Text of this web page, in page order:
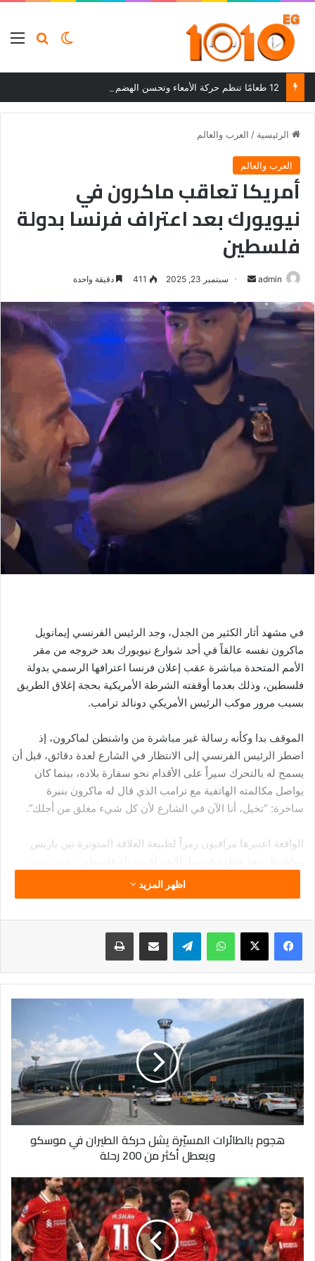
بحثالوضع
الرئيسية / العرب والعالم
العرب والعالم
أمريكا تعاقب ماكرون في
نيويورك بعد اعتراف فرنسا بدولة
فلسطين
admin
أرسل
إلكترونيا
سبتمبر 23, 2025 411 دقيقة واحدة
في مشهد أثار الكثير من الجدل، وجد الرئيس الفرنسي إيمانويل
ماكرون نفسه عالقاً في أحد شوارع نيويورك بعد خروجه من مقر
الأمم المتحدة مباشرة عقب إعلان فرنسا اعترافها الرسمي بدولة
فلسطين، وذلك بعدما أوقفته الشرطة الأمريكية بحجة إغلاق الطريق
بسبب مرور موكب الرئيس الأمريكي دونالد ترامب.
الموقف بدا وكأنه رسالة غير مباشرة من واشنطن لماكرون، إذ
اضطر الرئيس الفرنسي إلى الانتظار في الشارع لعدة دقائق، قبل أن
يسمح له بالتحرك سيراً على الأقدام نحو سفارة بلاده، بينما كان
يواصل مكالمته الهاتفية مع ترامب الذي قال له ماكرون بنبرة
ساخرة: “تخيل، أنا الآن في الشارع لأن كل شيء مغلق من أجلك”.
الواقعة اعتبرها مراقبون رمزاً لطبيعة العلاقة المتوترة بين باريس
الولايات المتحدة وكأنها تعاقب ماكرون على تحديه للموقف الأمريكي
المنحاز لإسرائيل.
اظهر المزيد
فيسبوك ‫X واتساب تيلقرام مشاركة عبر البريد طباعة
هجوم
بالطائرات
المسيّرة
يشل
حركة
في
موسكو
ويعطل
رحلة
هجوم بالطائرات المسيّرة يشل حركة الطيران في موسكو
ويعطل أكثر من 200 رحلة
الاتحاد
الأوروبي
يتهم
ليفربول
بسبب
تجاوزات